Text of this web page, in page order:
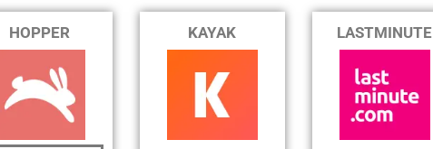
HOPPER KAYAK LASTMINUTE